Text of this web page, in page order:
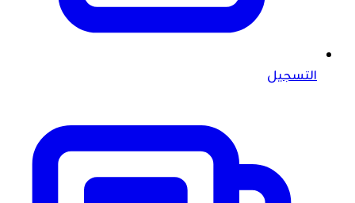
التسجيل